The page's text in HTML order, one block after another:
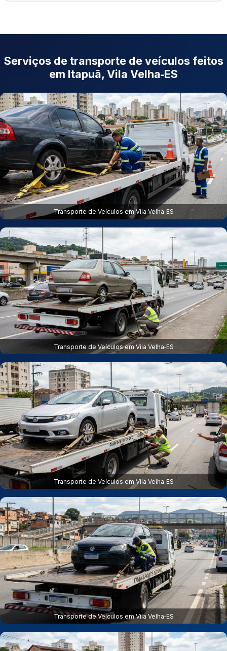
Serviços de transporte de veículos feitos
em Itapuã, Vila Velha‑ES
Transporte de Veículos em Vila Velha‑ES
Transporte de Veículos em Vila Velha‑ES
Transporte de Veículos em Vila Velha‑ES
Transporte de Veículos em Vila Velha‑ES